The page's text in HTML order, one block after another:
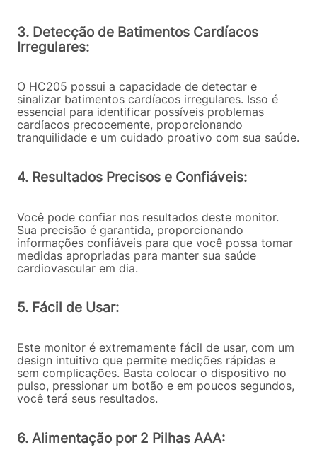
3. Detecção de Batimentos Cardíacos
Irregulares:
O HC205 possui a capacidade de detectar e
sinalizar batimentos cardíacos irregulares. Isso é
essencial para identificar possíveis problemas
cardíacos precocemente, proporcionando
tranquilidade e um cuidado proativo com sua saúde.
4. Resultados Precisos e Confiáveis:
Você pode confiar nos resultados deste monitor.
Sua precisão é garantida, proporcionando
informações confiáveis para que você possa tomar
medidas apropriadas para manter sua saúde
cardiovascular em dia.
5. Fácil de Usar:
Este monitor é extremamente fácil de usar, com um
design intuitivo que permite medições rápidas e
sem complicações. Basta colocar o dispositivo no
pulso, pressionar um botão e em poucos segundos,
você terá seus resultados.
6. Alimentação por 2 Pilhas AAA: